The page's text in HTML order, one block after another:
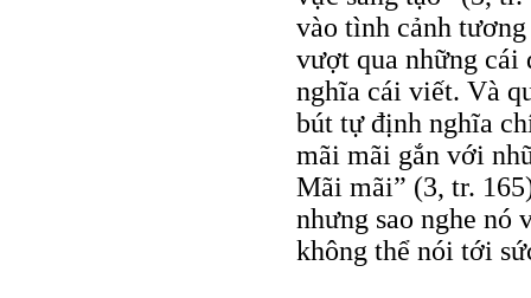
vào tình cảnh
vượt qua những
nghĩa cái viết. Và
bút tự định nghĩa
mãi mãi gắn với
Mãi mãi” (3, tr.
nhưng sao nghe nó
không thể nói tới